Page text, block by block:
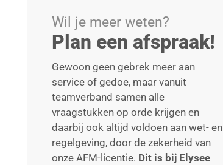
Wil je meer weten?
Plan een afspraak!
Gewoon geen gebrek meer aan
service of gedoe, maar vanuit
teamverband samen alle
vraagstukken op orde krijgen en
daarbij ook altijd voldoen aan wet- en
regelgeving, door de zekerheid van
onze AFM-licentie. Dit is bij Elysee